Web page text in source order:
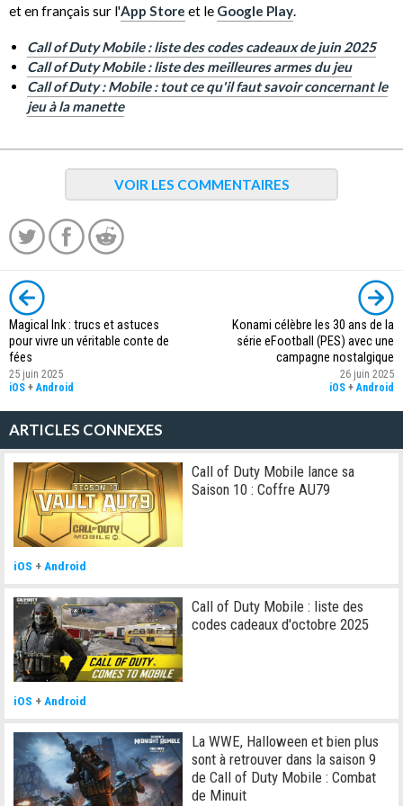
et en français sur l'App Store et le Google Play.
Call of Duty Mobile : liste des codes cadeaux de juin 2025
Call of Duty Mobile : liste des meilleures armes du jeu
Call of Duty : Mobile : tout ce qu'il faut savoir concernant le
jeu à la manette
VOIR LES COMMENTAIRES
Magical Ink : trucs et astuces
pour vivre un véritable conte de
fées
25 juin 2025
iOS +Android
Konami célèbre les 30 ans de la
série eFootball (PES) avec une
campagne nostalgique
26 juin 2025
iOS +Android
ARTICLES CONNEXES
Call of Duty Mobile lance sa
Saison 10 : Coffre AU79
iOS + Android
Call of Duty Mobile : liste des
codes cadeaux d'octobre 2025
iOS + Android
La WWE, Halloween et bien plus
sont à retrouver dans la saison 9
de Call of Duty Mobile : Combat
de Minuit